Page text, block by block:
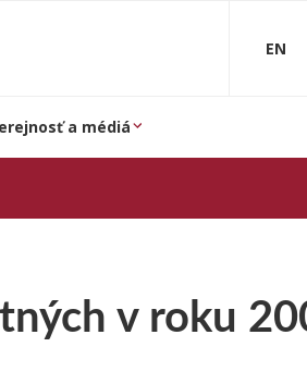
EN
a médiá
v roku